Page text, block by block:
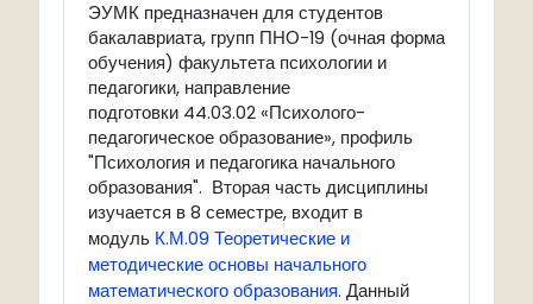
ЭУМК предназначен для студентов
бакалавриата, групп ПНО-19 (очная форма
обучения) факультета психологии и
педагогики, направление
подготовки 44.03.02 «Психолого-
педагогическое образование», профиль
"Психология и педагогика начального
образования". Вторая часть дисциплины
изучается в 8 семестре, входит в
модуль К.М.09 Теоретические и
методические основы начального
математического образования. Данный